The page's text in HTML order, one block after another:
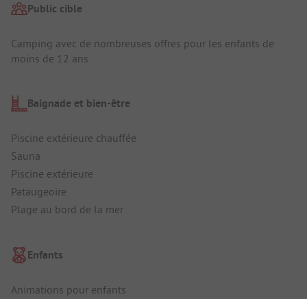
Public cible
Camping avec de nombreuses offres pour les enfants de
moins de 12 ans
Baignade et bien-être
Piscine extérieure chauffée
Sauna
Piscine extérieure
Pataugeoire
Plage au bord de la mer
Enfants
Animations pour enfants